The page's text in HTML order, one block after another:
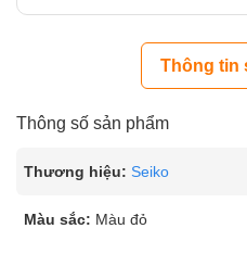
Thông tin
Thông số sản phẩm
Thương hiệu: Seiko
Màu sắc: Màu đỏ